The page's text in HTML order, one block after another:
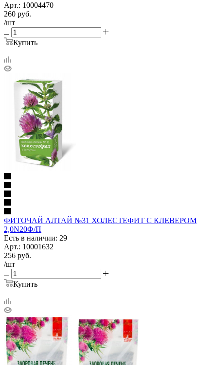
Арт.: 10004470
260 руб.
/шт
Купить
ФИТОЧАЙ АЛТАЙ №31 ХОЛЕСТЕФИТ С КЛЕВЕРОМ
2,0N20Ф/П
Есть в наличии: 29
Арт.: 10001632
256 руб.
/шт
Купить